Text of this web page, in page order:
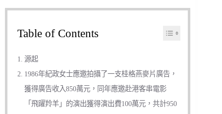
Table of Contents
源起
1986年紀政女士應邀拍攝了一支桂格燕麥片廣告，
獲得廣告收入850萬元，同年應邀赴港客串電影
「飛躍羚羊」的演出獲得演出費100萬元，共計950